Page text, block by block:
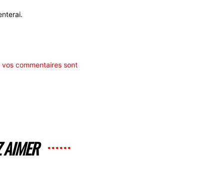
commentaires sont
AIMER